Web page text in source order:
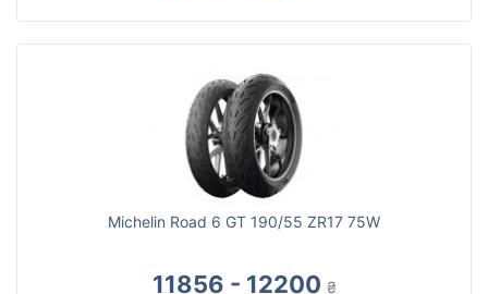
Michelin Road 6 GT 190/55 ZR17 75W
11856 - 12200 ₴